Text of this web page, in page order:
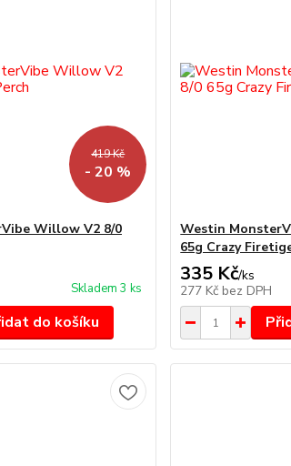
419 Kč
- 20 %
Willow V2 8/0
Skladem 3 ks
do košíku
Westin
65g Crazy
335 Kč/ks
277 Kč bez DPH